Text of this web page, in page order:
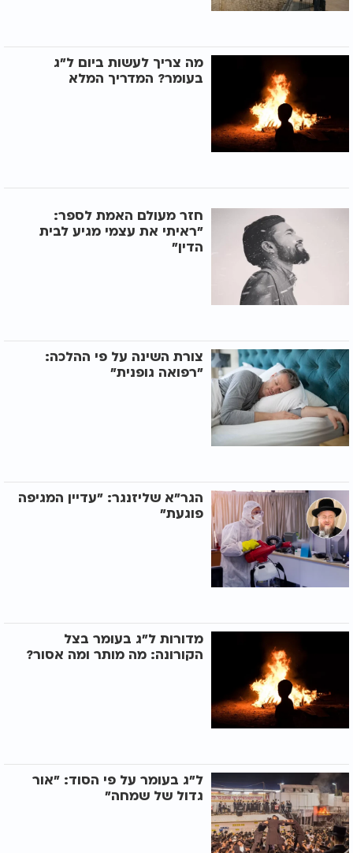
מה צריך לעשות ביום ל"ג
בעומר? המדריך המלא
חזר מעולם האמת לספר:
"ראיתי את עצמי מגיע לבית
הדין"
צורת השינה על פי ההלכה:
"רפואה גופנית"
הגר"א שליזנגר: "עדיין המגיפה
פוגעת"
מדורות ל"ג בעומר בצל
הקורונה: מה מותר ומה אסור?
ל"ג בעומר על פי הסוד: "אור
גדול של שמחה"